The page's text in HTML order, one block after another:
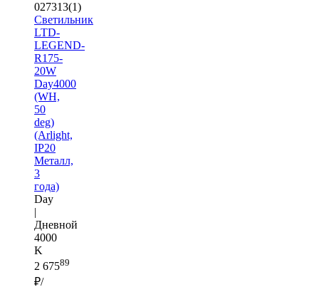
027313(1)
Светильник
LTD-
LEGEND-
R175-
20W
Day4000
(WH,
50
deg)
(Arlight,
IP20
Металл,
3
года)
Day
|
Дневной
4000
K
2 67589
₽/